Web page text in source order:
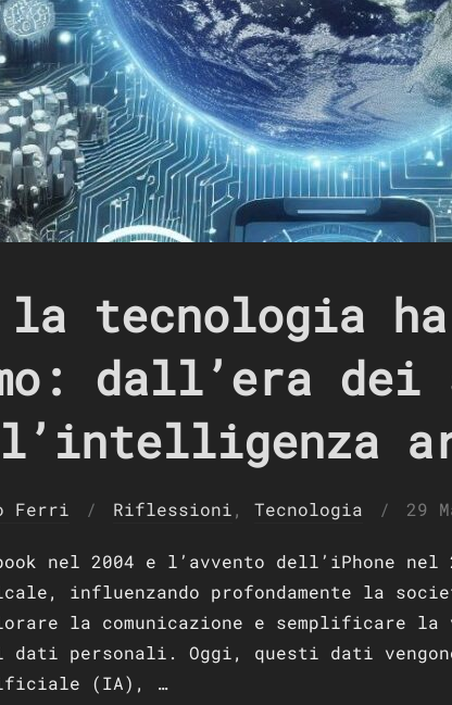
la tecnologia
dall’era dei
Ferri Riflessioni, Tecnologia 29
nel 2004 e l’avvento dell’iPhone
influenzando profondamente la
la comunicazione e semplificare la
dati personali. Oggi, questi dati
(IA), …